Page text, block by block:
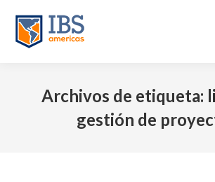
Archivos de etiqueta:
gestión de